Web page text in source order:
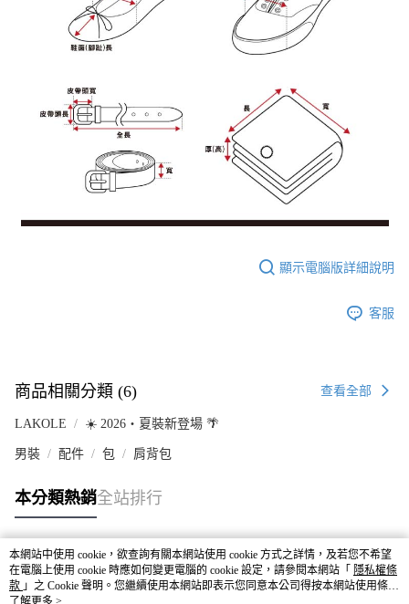
顯示電腦版詳細說明
客服
商品相關分類 (6) 查看全部
LAKOLE ☀️ 2026・夏裝新登場 🌴
男裝 配件 包 肩背包
本分類熱銷全站排行
熱門標籤
本網站中使用 cookie，欲查詢有關本網站使用 cookie 方式之詳情，及若您不希望
在電腦上使用 cookie 時應如何變更電腦的 cookie 設定，請參閱本網站「 隱私權條
款 」之 Cookie 聲明。您繼續使用本網站即表示您同意本公司得按本網站使用條款
之 Cookie 聲明使用 cookie。
了解更多 >